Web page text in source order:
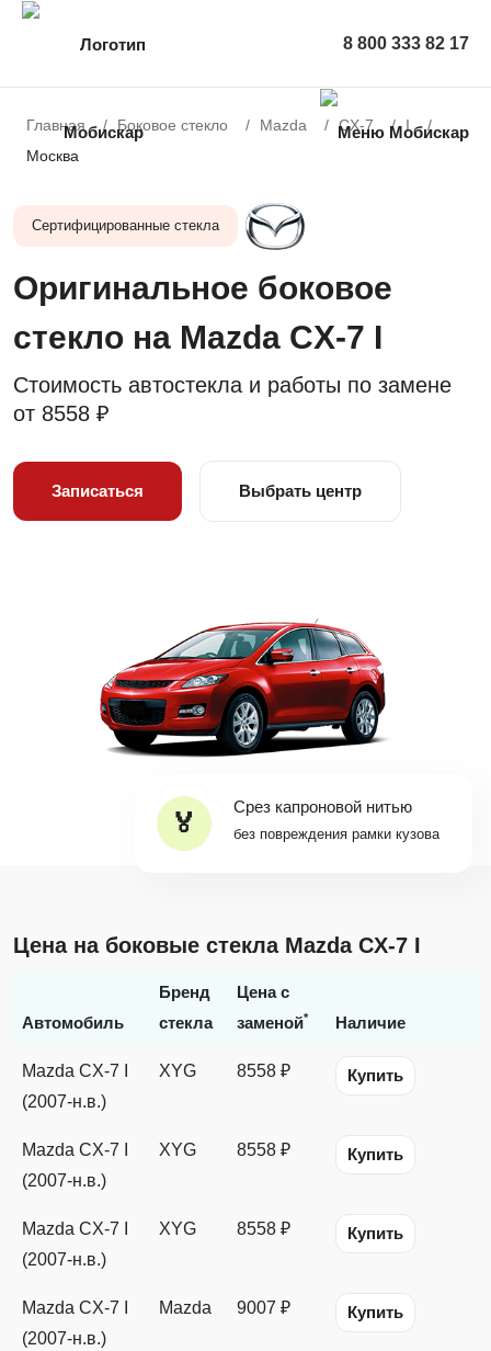
8 800 333 82 17
Главная Боковое стекло Mazda CX-7
I
Москва
Сертифицированные стекла
Оригинальное боковое
стекло на Mazda CX-7 I
Стоимость автостекла и работы по замене
от 8558 ₽
Записаться Выбрать центр
Срез капроновой нитью
без повреждения рамки кузова
Цена на боковые стекла Mazda CX-7 I
Автомобиль
Бренд
стекла
Цена с
заменой* Наличие
Mazda CX-7 I
(2007-н.в.)
XYG 8558 ₽ Купить
Mazda CX-7 I
(2007-н.в.)
XYG 8558 ₽ Купить
Mazda CX-7 I
(2007-н.в.)
XYG 8558 ₽ Купить
Mazda CX-7 I
(2007-н.в.)
Mazda 9007 ₽ Купить